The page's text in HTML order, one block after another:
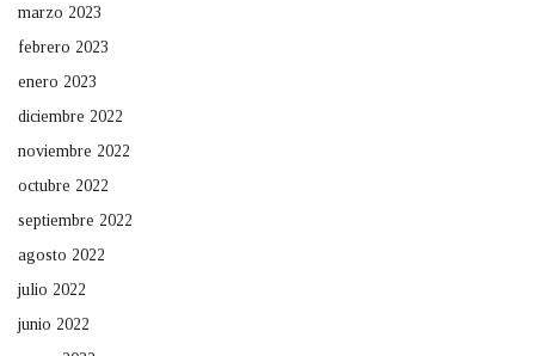
marzo 2023
febrero 2023
enero 2023
diciembre 2022
noviembre 2022
octubre 2022
septiembre 2022
agosto 2022
julio 2022
junio 2022